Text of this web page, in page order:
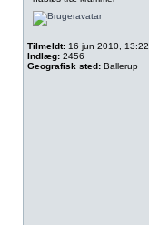
Tilmeldt: 16 jun 2010, 13:22
Indlæg: 2456
Geografisk sted: Ballerup